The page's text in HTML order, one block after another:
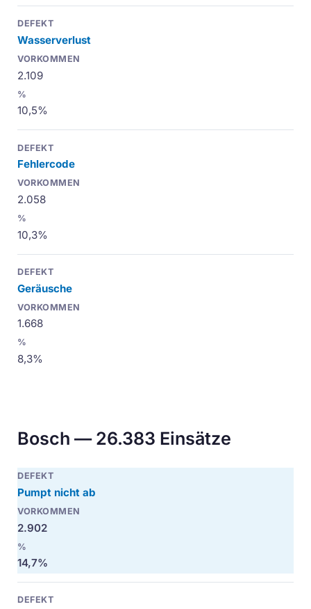
Wasserverlust
2.109
10,5%
Fehlercode
2.058
10,3%
Geräusche
1.668
8,3%
Bosch — 26.383 Einsätze
Pumpt nicht ab
2.902
14,7%